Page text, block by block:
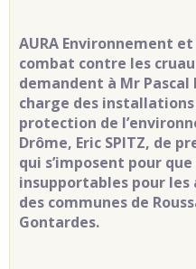
AURA Environnement
combat contre les
demandent à Mr Pascal
charge des installations
protection de
Drôme, Eric SPITZ, de
qui s’imposent pour
insupportables pour
des communes de
Gontardes.